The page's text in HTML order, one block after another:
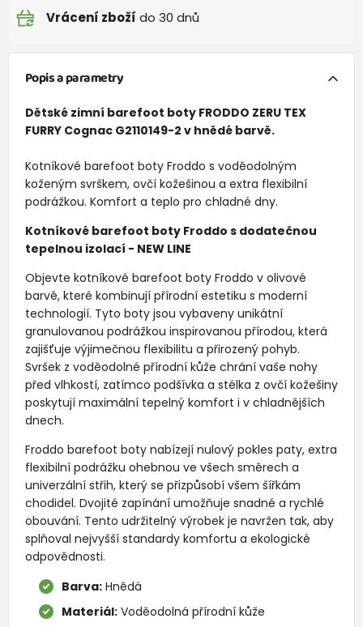
Vrácení zboží do 30 dnů
Popis a parametry
Dětské zimní barefoot boty FRODDO ZERU TEX
FURRY Cognac G2110149-2 v hnědé barvě.
Kotníkové barefoot boty Froddo s voděodolným
koženým svrškem, ovčí kožešinou a extra flexibilní
podrážkou. Komfort a teplo pro chladné dny.
Kotníkové barefoot boty Froddo s dodatečnou
tepelnou izolací - NEW LINE
Objevte kotníkové barefoot boty Froddo v olivové
barvě, které kombinují přírodní estetiku s moderní
technologií. Tyto boty jsou vybaveny unikátní
granulovanou podrážkou inspirovanou přírodou, která
zajišťuje výjimečnou flexibilitu a přirozený pohyb.
Svršek z voděodolné přírodní kůže chrání vaše nohy
před vlhkostí, zatímco podšívka a stélka z ovčí kožešiny
poskytují maximální tepelný komfort i v chladnějších
dnech.
Froddo barefoot boty nabízejí nulový pokles paty, extra
flexibilní podrážku ohebnou ve všech směrech a
univerzální střih, který se přizpůsobí všem šířkám
chodidel. Dvojité zapínání umožňuje snadné a rychlé
obouvání. Tento udržitelný výrobek je navržen tak, aby
splňoval nejvyšší standardy komfortu a ekologické
odpovědnosti.
Barva: Hnědá
Materiál: Voděodolná přírodní kůže